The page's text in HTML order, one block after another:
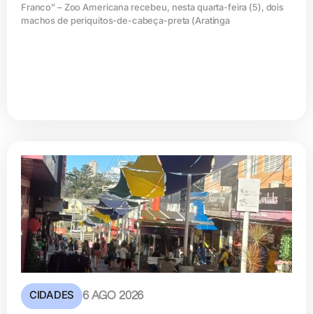
Franco” – Zoo Americana recebeu, nesta quarta-feira (5), dois
machos de periquitos-de-cabeça-preta (Aratinga
CIDADES 6 AGO 2026